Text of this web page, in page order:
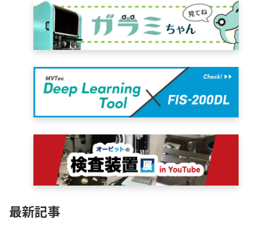
最新記事